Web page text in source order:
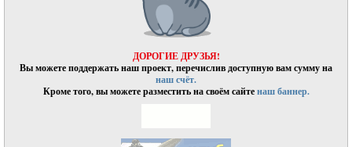
ДОРОГИЕ ДРУЗЬЯ!
Вы можете поддержать наш проект, перечислив доступную вам сумму на
наш счёт.
Кроме того, вы можете разместить на своём сайтенаш баннер.